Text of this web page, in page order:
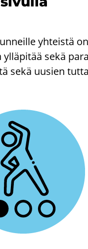
yh­teis­tä
yl­lä­pi­tää sekä
sekä uusien